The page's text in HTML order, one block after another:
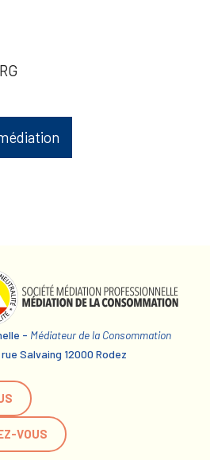
- Médiateur de la Consommation
Salvaing 12000 Rodez
VOUS